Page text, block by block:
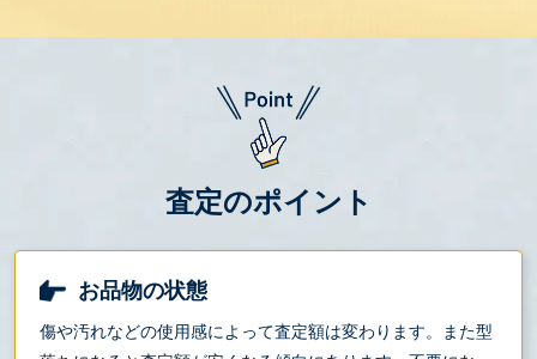
査定のポイント
お品物の状態
傷や汚れなどの使用感によって査定額は変わります。また型